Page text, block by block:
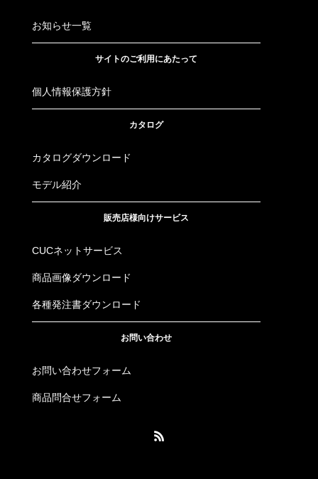
お知らせ一覧
サイトのご利用にあたって
個人情報保護方針
カタログ
カタログダウンロード
モデル紹介
販売店様向けサービス
CUCネットサービス
商品画像ダウンロード
各種発注書ダウンロード
お問い合わせ
お問い合わせフォーム
商品問合せフォーム